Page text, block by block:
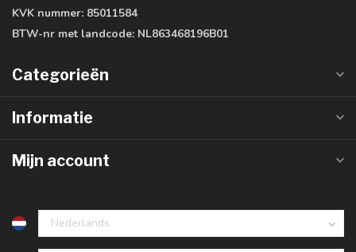
KVK nummer: 85011584
BTW-nr met landcode: NL863468196B01
Categorieën
Informatie
Mijn account